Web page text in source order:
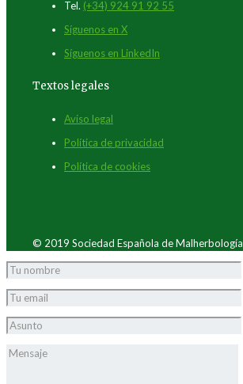
Tel. (+34) 924 91 92 55
Síguenos en X
Síguenos en LinkedIn
Textos legales
Aviso legal
Política de privacidad
Política de cookies
© 2019 Sociedad Española de Malherbología